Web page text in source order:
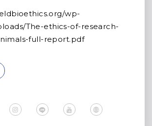
wp-
The-ethics-of-research-
full-report.pdf